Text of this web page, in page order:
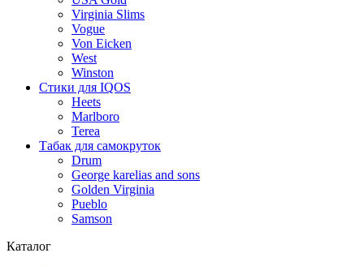
Virginia Slims
Vogue
Von Eicken
West
Winston
Стики для IQOS
Heets
Marlboro
Terea
Табак для самокруток
Drum
George karelias and sons
Golden Virginia
Pueblo
Samson
Каталог